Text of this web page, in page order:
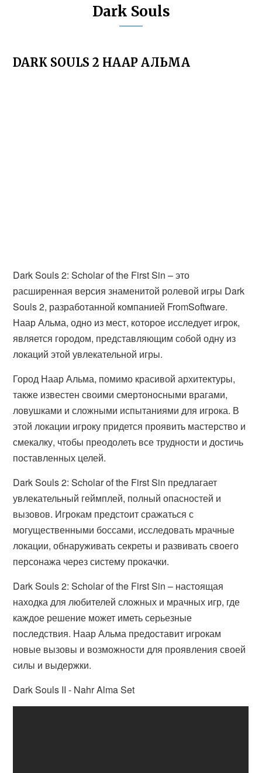
Dark Souls
DARK SOULS 2 НААР АЛЬМА
Dark Souls 2: Scholar of the First Sin – это
расширенная версия знаменитой ролевой игры Dark
Souls 2, разработанной компанией FromSoftware.
Наар Альма, одно из мест, которое исследует игрок,
является городом, представляющим собой одну из
локаций этой увлекательной игры.
Город Наар Альма, помимо красивой архитектуры,
также известен своими смертоносными врагами,
ловушками и сложными испытаниями для игрока. В
этой локации игроку придется проявить мастерство и
смекалку, чтобы преодолеть все трудности и достичь
поставленных целей.
Dark Souls 2: Scholar of the First Sin предлагает
увлекательный геймплей, полный опасностей и
вызовов. Игрокам предстоит сражаться с
могущественными боссами, исследовать мрачные
локации, обнаруживать секреты и развивать своего
персонажа через систему прокачки.
Dark Souls 2: Scholar of the First Sin – настоящая
находка для любителей сложных и мрачных игр, где
каждое решение может иметь серьезные
последствия. Наар Альма предоставит игрокам
новые вызовы и возможности для проявления своей
силы и выдержки.
Dark Souls II - Nahr Alma Set